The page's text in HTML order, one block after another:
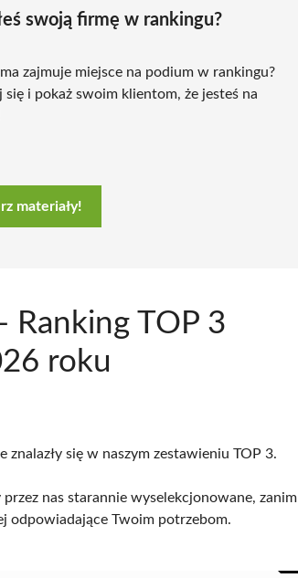
swoją firmę w rankingu?
zajmuje miejsce na podium w rankingu?
i pokaż swoim klientom, że jesteś na
materiały!
Ranking TOP 3
roku
się w naszym zestawieniu TOP 3.
nas starannie wyselekcjonowane, zanim
odpowiadające Twoim potrzebom.